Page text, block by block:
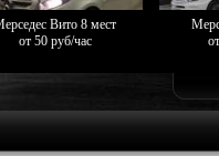
Вито 8 мест
от 50 руб/час